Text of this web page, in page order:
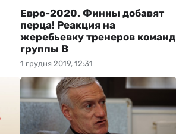
1 грудня 2019, 12:31
Евро-2020. Финны добавят
перца! Реакция на
жеребьевку тренеров команд
группы В